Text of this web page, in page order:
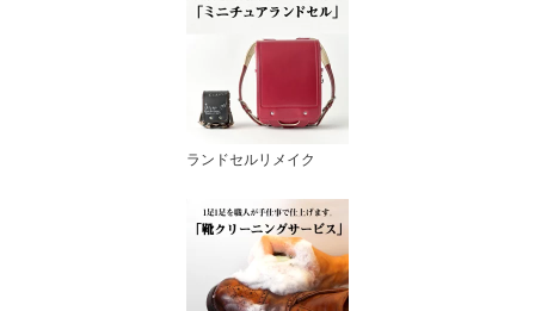
ーニング
ランドセルリメイク